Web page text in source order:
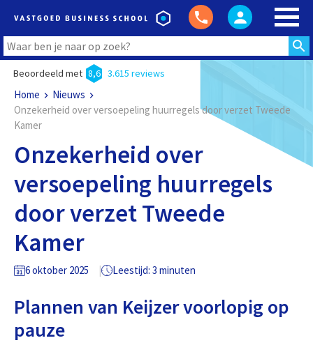
Beoordeeld met 8,6 3.615 reviews
Home
Nieuws
Onzekerheid over versoepeling huurregels door verzet Tweede
Kamer
Onzekerheid over
versoepeling huurregels
door verzet Tweede
Kamer
6 oktober 2025 Leestijd: 3 minuten
Plannen van Keijzer voorlopig op
pauze